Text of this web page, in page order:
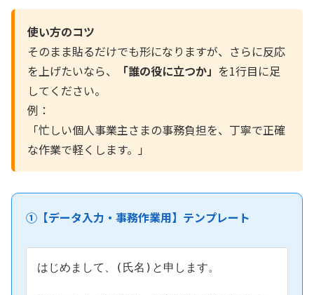
使い方のコツ
そのまま貼るだけでも形になりますが、さらに反応
を上げたいなら、
「誰の役に立つか」 を1行目に足
してください。
例：
「忙しい個人事業主さまの事務負担を、丁寧で正確
な作業で軽くします。」
①【データ入力・事務作業用】テンプレート
はじめまして、(氏名)と申します。